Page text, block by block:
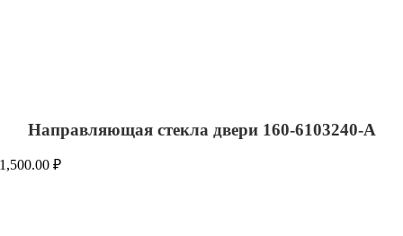
Направляющая стекла двери 160-6103240-А
1,500.00₽